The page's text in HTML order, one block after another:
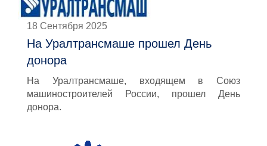
18 Сентября 2025
На Уралтрансмаше прошел День
донора
На Уралтрансмаше, входящем в Союз
машиностроителей России, прошел День
донора.